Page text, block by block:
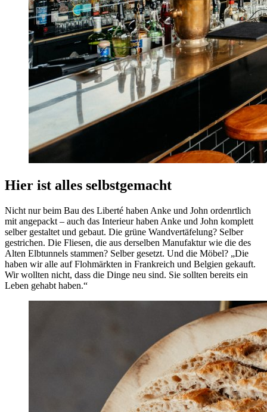
Hier ist alles selbstgemacht
Nicht nur beim Bau des Liberté haben Anke und John ordenrtlich
mit angepackt – auch das Interieur haben Anke und John komplett
selber gestaltet und gebaut. Die grüne Wandvertäfelung? Selber
gestrichen. Die Fliesen, die aus derselben Manufaktur wie die des
Alten Elbtunnels stammen? Selber gesetzt. Und die Möbel? „Die
haben wir alle auf Flohmärkten in Frankreich und Belgien gekauft.
Wir wollten nicht, dass die Dinge neu sind. Sie sollten bereits ein
Leben gehabt haben.“